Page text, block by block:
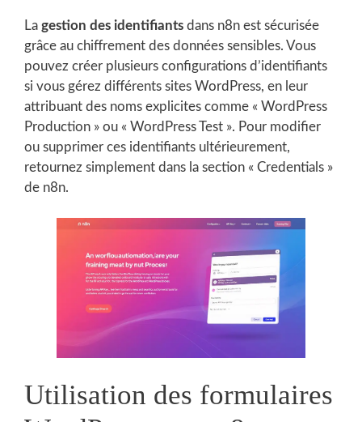
La gestion des identifiants dans n8n est sécurisée
grâce au chiffrement des données sensibles. Vous
pouvez créer plusieurs configurations d’identifiants
si vous gérez différents sites WordPress, en leur
attribuant des noms explicites comme « WordPress
Production » ou « WordPress Test ». Pour modifier
ou supprimer ces identifiants ultérieurement,
retournez simplement dans la section « Credentials »
de n8n.
Utilisation des formulaires